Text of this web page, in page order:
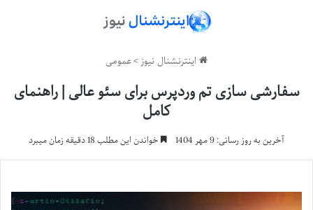
اینترنشنال نیوز>عمومی
سفارشی سازی تم وردپرس برای سئو عالی | راهنمای
کامل
آخرین به روز رسانی: 9 مهر 1404 خواندن این مطلب 18 دقیقه زمان میبرد